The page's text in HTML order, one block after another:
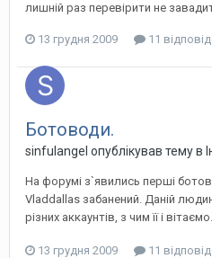
лишній раз перевірити не
13 грудня 2009 11
Ботоводи.
sinfulangel опублікував тему в
На форумі з`явились перші
Vladdallas забанений. Даній
різних аккаунтів, з чим її і
13 грудня 2009 11